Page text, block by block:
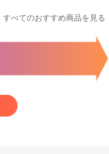
すべてのおすすめ商品を見る